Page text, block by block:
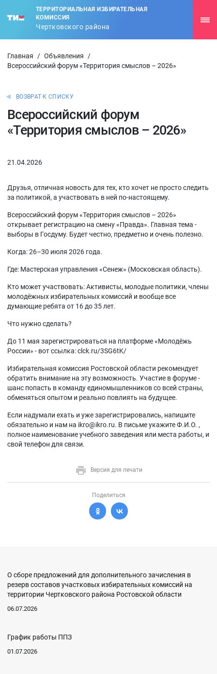
ТЕРРИТОРИАЛЬНАЯ ИЗБИРАТЕЛЬНАЯ
КОМИССИЯ
Чертковского района
Главная / Объявления
/
Всероссийский форум «Территория смыслов – 2026»
ВОЗВРАТ К СПИСКУ
Всероссийский форум
«Территория смыслов – 2026»
21.04.2026
Друзья, отличная новость для тех, кто хочет не просто следить
за политикой, а участвовать в ней по-настоящему.
Всероссийский форум «Территория смыслов – 2026»
открывает регистрацию на смену «Правда». Главная тема -
выборы в Госдуму. Будет честно, предметно и очень полезно.
Когда: 26–30 июля 2026 года.
Где: Мастерская управления «Сенеж» (Московская область).
Кто может участвовать: Активисты, молодые политики, члены
молодёжных избирательных комиссий и вообще все
думающие ребята от 16 до 35 лет.
Что нужно сделать?
До 11 мая зарегистрироваться на платформе «Молодёжь
России» - вот ссылка: clck.ru/3SG6tK/
Избирательная комиссия Ростовской области рекомендует
обратить внимание на эту возможность. Участие в форуме -
шанс попасть в команду единомышленников со всей страны,
обменяться опытом и реально повлиять на будущее.
Если надумали ехать и уже зарегистрировались, напишите
обязательно и нам на ikro@ikro.ru. В письме укажите Ф.И.О. ,
полное наименование учебного заведения или места работы, и
свой телефон для связи.
Версия для печати
Поделиться
О сборе предложений для дополнительного зачисления в
резерв составов участковых избирательных комиссий на
территории Чертковского района Ростовской области
06.07.2026
График работы ППЗ
01.07.2026